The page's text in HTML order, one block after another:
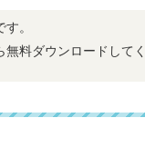
。
料ダウンロードして